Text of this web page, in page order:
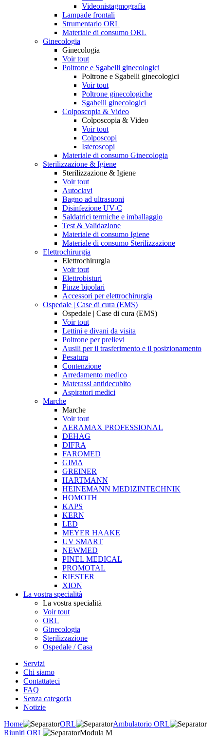
Videonistagmografia
Lampade frontali
Strumentario ORL
Materiale di consumo ORL
Ginecologia
Ginecologia
Voir tout
Poltrone e Sgabelli ginecologici
Poltrone e Sgabelli ginecologici
Voir tout
Poltrone ginecologiche
Sgabelli ginecologici
Colposcopia & Video
Colposcopia & Video
Voir tout
Colposcopi
Isteroscopi
Materiale di consumo Ginecologia
Sterilizzazione & Igiene
Sterilizzazione & Igiene
Voir tout
Autoclavi
Bagno ad ultrasuoni
Disinfezione UV-C
Saldatrici termiche e imballaggio
Test & Validazione
Materiale di consumo Igiene
Materiale di consumo Sterilizzazione
Elettrochirurgia
Elettrochirurgia
Voir tout
Elettrobisturi
Pinze bipolari
Accessori per elettrochirurgia
Ospedale | Case di cura (EMS)
Ospedale | Case di cura (EMS)
Voir tout
Lettini e divani da visita
Poltrone per prelievi
Ausili per il trasferimento e il posizionamento
Pesatura
Contenzione
Arredamento medico
Materassi antidecubito
Aspiratori medici
Marche
Marche
Voir tout
AERAMAX PROFESSIONAL
DEHAG
DIFRA
FAROMED
GIMA
GREINER
HARTMANN
HEINEMANN MEDIZINTECHNIK
HOMOTH
KAPS
KERN
LED
MEYER HAAKE
UV SMART
NEWMED
PINEL MEDICAL
PROMOTAL
RIESTER
XION
La vostra specialità
La vostra specialità
Voir tout
ORL
Ginecologia
Sterilizzazione
Ospedale / Casa
Servizi
Chi siamo
Contattateci
FAQ
Senza categoria
Notizie
Home
ORL
Ambulatorio ORL
Riuniti ORL
Modula M